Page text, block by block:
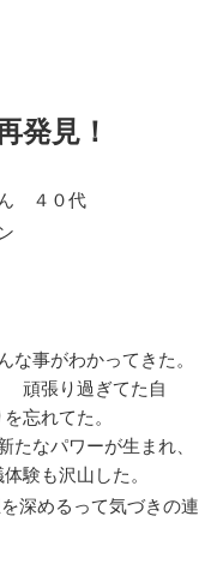
発見！
４０代
な事がわかってきた。
頑張り過ぎてた自
忘れてた。
たなパワーが生まれ、
験も沢山した。
深めるって気づきの連